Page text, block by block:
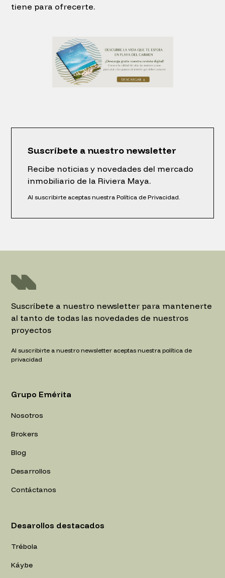
tiene para ofrecerte.
Suscríbete a nuestro newsletter
Recibe noticias y novedades del mercado
inmobiliario de la Riviera Maya.
Al suscribirte aceptas nuestra Política de Privacidad.
Suscríbete a nuestro newsletter para mantenerte
al tanto de todas las novedades de nuestros
proyectos
Al suscribirte a nuestro newsletter aceptas nuestra política de
privacidad
Grupo Emérita
Nosotros
Brokers
Blog
Desarrollos
Contáctanos
Desarollos destacados
Trébola
Káybe